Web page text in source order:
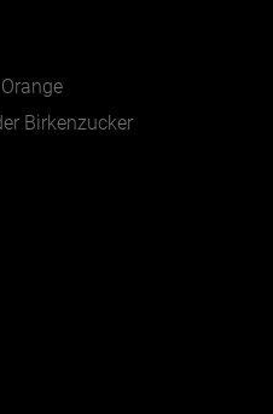
Birkenzucker